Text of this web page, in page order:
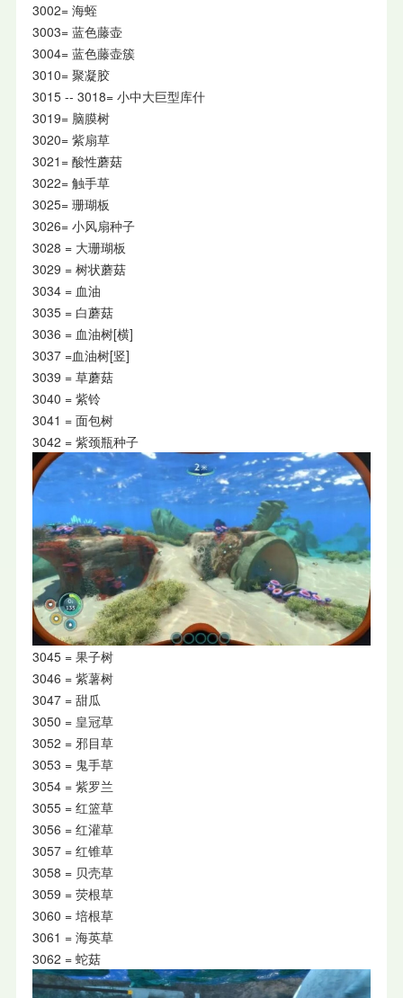
3002= 海蛭
3003= 蓝色藤壶
3004= 蓝色藤壶簇
3010= 聚凝胶
3015 -- 3018= 小中大巨型库什
3019= 脑膜树
3020= 紫扇草
3021= 酸性蘑菇
3022= 触手草
3025= 珊瑚板
3026= 小风扇种子
3028 = 大珊瑚板
3029 = 树状蘑菇
3034 = 血油
3035 = 白蘑菇
3036 = 血油树[横]
3037 =血油树[竖]
3039 = 草蘑菇
3040 = 紫铃
3041 = 面包树
3042 = 紫颈瓶种子
3045 = 果子树
3046 = 紫薯树
3047 = 甜瓜
3050 = 皇冠草
3052 = 邪目草
3053 = 鬼手草
3054 = 紫罗兰
3055 = 红篮草
3056 = 红灌草
3057 = 红锥草
3058 = 贝壳草
3059 = 荧根草
3060 = 培根草
3061 = 海英草
3062 = 蛇菇